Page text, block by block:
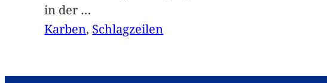
in der …
Karben, Schlagzeilen